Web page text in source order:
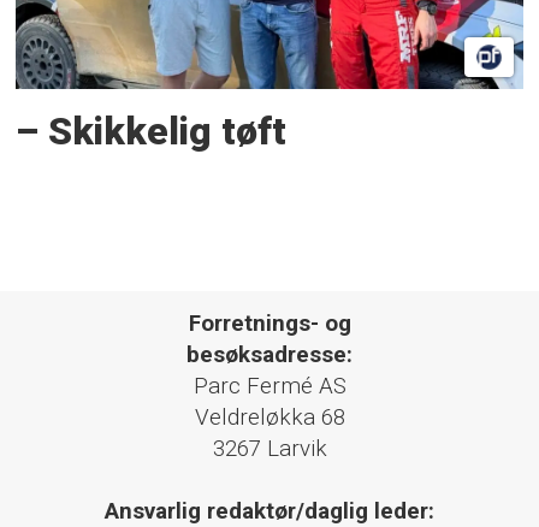
– Skikkelig tøft
Forretnings- og
besøksadresse:
Parc Fermé AS
Veldreløkka 68
3267 Larvik
Ansvarlig redaktør/daglig leder: